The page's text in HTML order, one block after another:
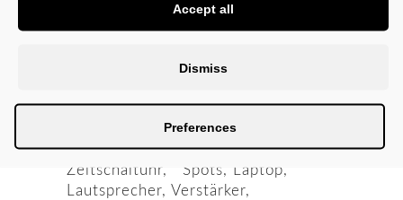
und Klang entstand bei dem
Betreten der Installation ein
Salzamt, Linz, 2012
Installation 5,00 x 10,00 m
Nadelbäume, Nebelmaschine,
Zeitschaltuhr, Spots, Laptop,
Lautsprecher, Verstärker,
Accept all
Dismiss
Preferences